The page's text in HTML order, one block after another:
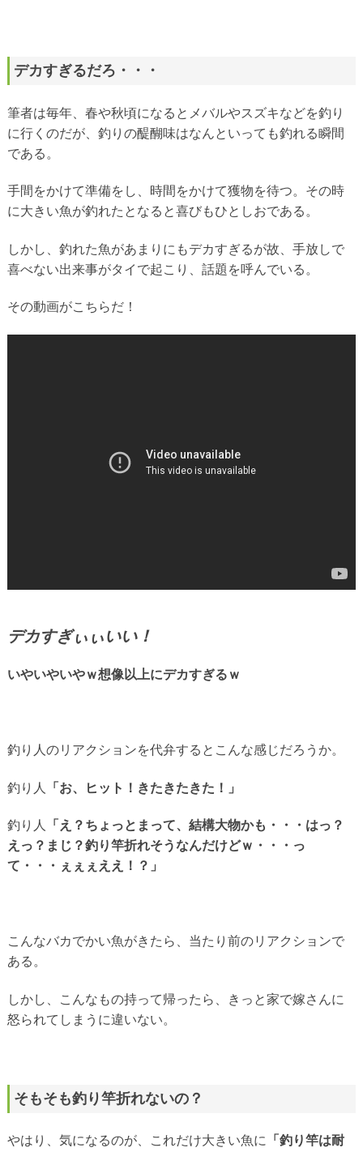
デカすぎるだろ・・・
筆者は毎年、春や秋頃になるとメバルやスズキなどを釣り
に行くのだが、釣りの醍醐味はなんといっても釣れる瞬間
である。
手間をかけて準備をし、時間をかけて獲物を待つ。その時
に大きい魚が釣れたとなると喜びもひとしおである。
しかし、釣れた魚があまりにもデカすぎるが故、手放しで
喜べない出来事がタイで起こり、話題を呼んでいる。
その動画がこちらだ！
デカすぎぃぃいい！
いやいやいやｗ想像以上にデカすぎるｗ
釣り人のリアクションを代弁するとこんな感じだろうか。
釣り人 「お、ヒット！きたきたきた！」
釣り人
「え？ちょっとまって、結構大物かも・・・はっ？
えっ？まじ？釣り竿折れそうなんだけどｗ・・・っ
て・・・ぇぇぇええ！？」
こんなバカでかい魚がきたら、当たり前のリアクションで
ある。
しかし、こんなもの持って帰ったら、きっと家で嫁さんに
怒られてしまうに違いない。
そもそも釣り竿折れないの？
やはり、気になるのが、これだけ大きい魚に
「釣り竿は耐